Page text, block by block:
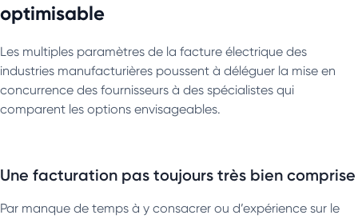
optimisable
Les multiples paramètres de la facture électrique des
industries manufacturières poussent à déléguer la mise en
concurrence des fournisseurs à des spécialistes qui
comparent les options envisageables.
Une facturation pas toujours très bien comprise
Par manque de temps à y consacrer ou d’expérience sur le